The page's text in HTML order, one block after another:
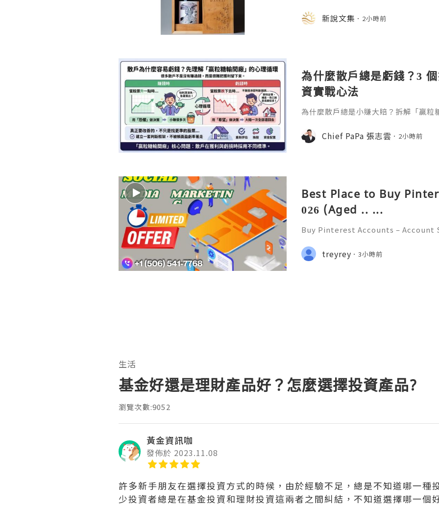
化。e-moer 旗下飾品及銀器品牌「
日至 26 日（週三至週二）期間，在日
新說文集 2小時前
為什麼散戶總是虧錢？3
資實戰心法
為什麼散戶總是小賺大賠？拆解「贏粒
建立更客觀的買賣換股、換位思考與投
Chief PaPa 張志雲 2小時前
Best Place to Buy
026 (Aged .. ...
Buy Pinterest Accounts –
💫🌐✨💎Fast & Reliable 24/7
💎WhatsApp :+1 (506) 541-7768
treyrey 3小時前
生活
基金好還是理財產品好？怎麼選擇投資產品?
瀏覽次數:9052
黃金資訊咖
發佈於 2023.11.08
許多新手朋友在選擇投資方式的時候，由於經驗不足，總是不知道哪一種
少投資者總是在基金投資和理財投資這兩者之間糾結，不知道選擇哪一個